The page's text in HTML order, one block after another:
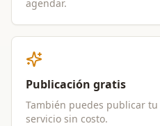
agendar.
Publicación gratis
También puedes publicar
servicio sin costo.